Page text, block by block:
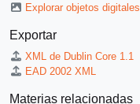
Explorar objetos digitales
Exportar
XML de Dublin Core 1.1
EAD 2002 XML
Materias relacionadas